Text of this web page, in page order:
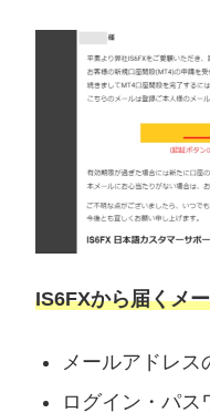
IS6FXから届くメ
メールアドレス
ログイン・パス